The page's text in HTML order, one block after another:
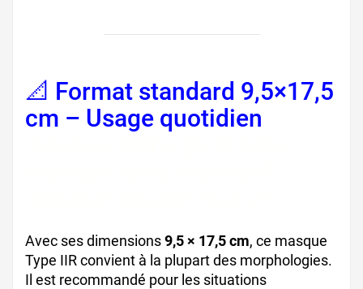
📐 Format standard 9,5×17,5
cm – Usage quotidien
Avec ses dimensions9,5 × 17,5 cm, ce masque
Type IIR convient à la plupart des morphologies.
Il est recommandé pour les situations